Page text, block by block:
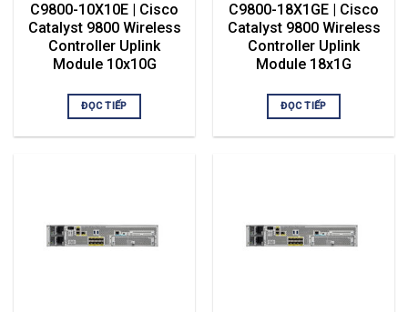
C9800-10X10E | Cisco
Catalyst 9800 Wireless
Controller Uplink
Module 10x10G
ĐỌC TIẾP
C9800-18X1GE | Cisco
Catalyst 9800 Wireless
Controller Uplink
Module 18x1G
ĐỌC TIẾP